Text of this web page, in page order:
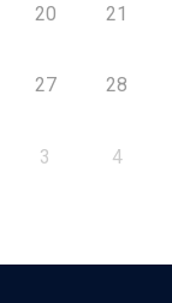
20 21
27 28
3 4